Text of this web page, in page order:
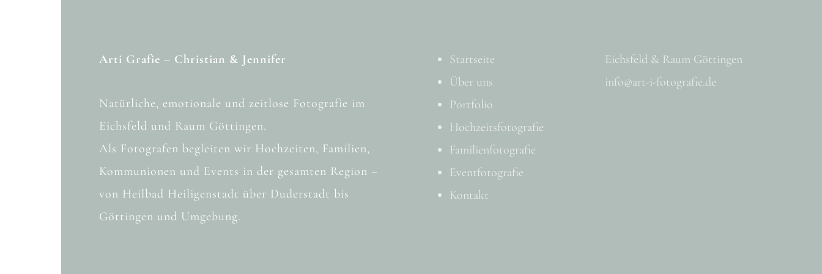
Arti Grafie – Christian & Jennifer
Natürliche, emotionale und zeitlose Fotografie im
Eichsfeld und Raum Göttingen.
Als Fotografen begleiten wir Hochzeiten, Familien,
Kommunionen und Events in der gesamten Region –
von Heilbad Heiligenstadt über Duderstadt bis
Göttingen und Umgebung.
Startseite
Über uns
Portfolio
Hochzeitsfotografie
Familienfotografie
Eventfotografie
Kontakt
Eichsfeld & Raum Göttingen
info@art-i-fotografie.de